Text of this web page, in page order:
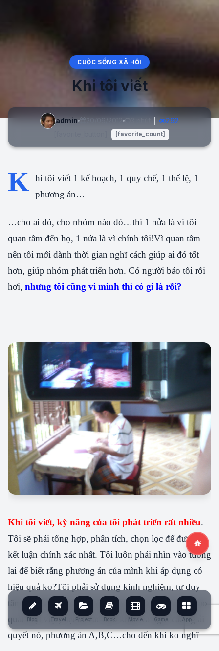
CUỘC SỐNG XÃ HỘI
Khi tôi viết
admin 20/06/2012
292
[favorite_count]
K hi tôi viết 1 kế hoạch, 1 quy chế, 1 thể lệ, 1
phương án…
…cho ai đó, cho nhóm nào đó…thì 1 nửa là vì tôi
quan tâm đến họ, 1 nửa là vì chính tôi!Vì quan tâm
nên tôi mới dành thời gian nghĩ cách giúp ai đó tốt
hơn, giúp nhóm phát triển hơn. Có người bảo tôi rỗi
hơi, nhưng tôi cũng vì mình thì có gì là rỗi?
Khi tôi viết, kỹ năng của tôi phát triển rất nhiều.
Tôi sẽ phải tổng hợp, phân tích, chọn lọc để đưa ra
kết luận chính xác nhất. Tôi luôn phải nhìn vào tương
lai để biết rằng phương án của mình khi áp dụng có
hiệu quả ko?Tôi phải sử dụng kinh nghiệm, tư duy
tâm lý để phù hợp với tất cả mọi người. Tôi phải bao
quát mọi việc, liệt kê các khó khăn và nghĩ cách giải
quyết nó, phương án A,B,C…cho đến khi ko nghĩ
Blog Travel Project Book Movie Game App